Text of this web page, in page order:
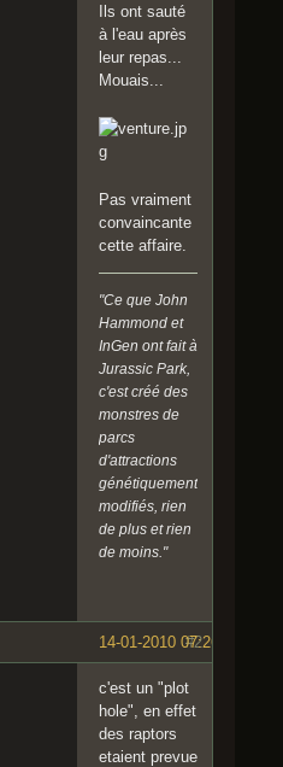
Ils ont sauté
à l'eau après
leur repas...
Mouais...
Pas vraiment
convaincante
cette affaire.
"Ce que John
Hammond et
InGen ont fait à
Jurassic Park,
c'est créé des
monstres de
parcs
d'attractions
génétiquement
modifiés, rien
de plus et rien
de moins."
#2
14-01-2010 07:26:11
c'est un "plot
hole", en effet
des raptors
etaient prevue